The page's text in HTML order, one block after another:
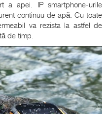
a apei. IP smartphone-urile
continuu de apă. Cu toate
va rezista la astfel de
de timp.